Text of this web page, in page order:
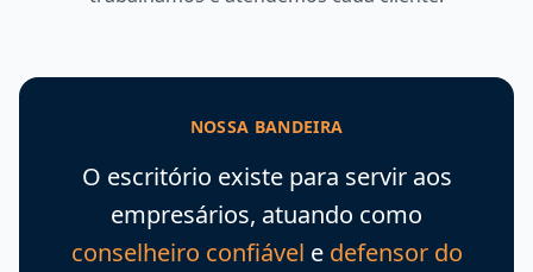
NOSSA BANDEIRA
O escritório existe para servir aos
empresários, atuando como
conselheiro confiável e defensor do